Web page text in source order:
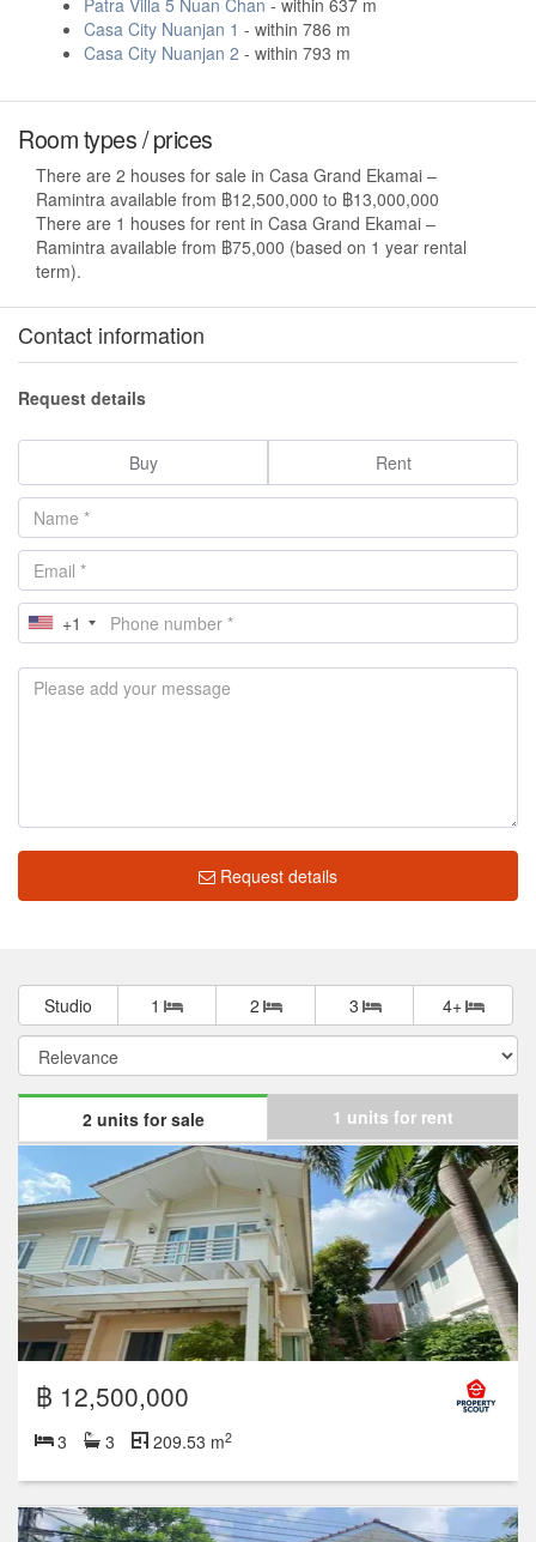
Casa City Nuanjan 1 - within 786 m
Casa City Nuanjan 2 - within 793 m
Room types / prices
There are 2 houses for sale in Casa Grand Ekamai –
Ramintra available from ฿12,500,000 to ฿13,000,000
There are 1 houses for rent in Casa Grand Ekamai –
Ramintra available from ฿75,000 (based on 1 year rental
term).
Contact information
Request details
Buy Rent
+1
Request details
Studio 1 2 3 4+
2 units for sale 1 units for rent
฿ 12,500,000
3 3 209.53 m2